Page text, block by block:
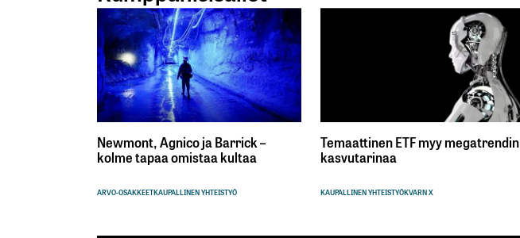
Newmont, Agnico ja Barrick –
kolme tapaa omistaa kultaa
ARVO-OSAKKEETKAUPALLINEN YHTEISTYÖ
Temaattinen ETF myy megatrendin
kasvutarinaa
KAUPALLINEN YHTEISTYÖKVARN X